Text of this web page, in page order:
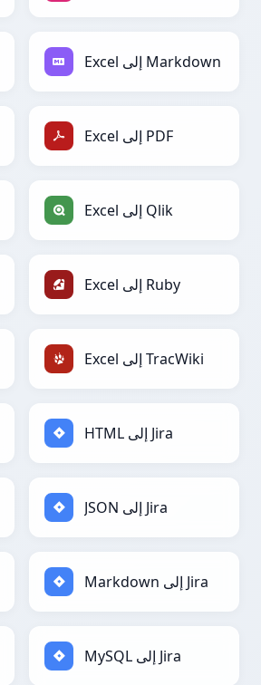
Excel إلى Markdown
Excel إلى PDF
Excel إلى Qlik
Excel إلى Ruby
Excel إلى TracWiki
HTML إلى Jira
JSON إلى Jira
Markdown إلى Jira
MySQL إلى Jira